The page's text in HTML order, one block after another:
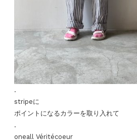
.
stripeに
ポイントになるカラーを取り入れて
.
oneall Véritécoeur